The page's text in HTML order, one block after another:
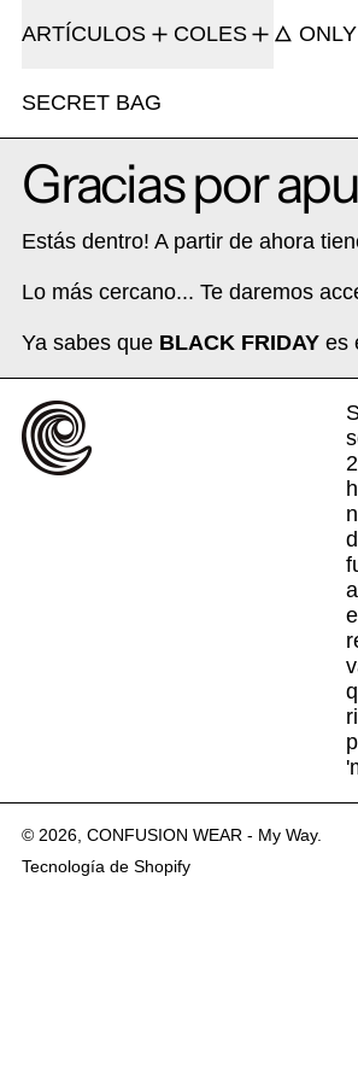
ARTÍCULOS COLES 🜂
SECRET BAG
Gracias por
Estás dentro! A partir de ahora
Lo más cercano... Te daremos
Ya sabes que BLACK FRIDAY es
© 2026, CONFUSION WEAR - My Way.
Tecnología de Shopify